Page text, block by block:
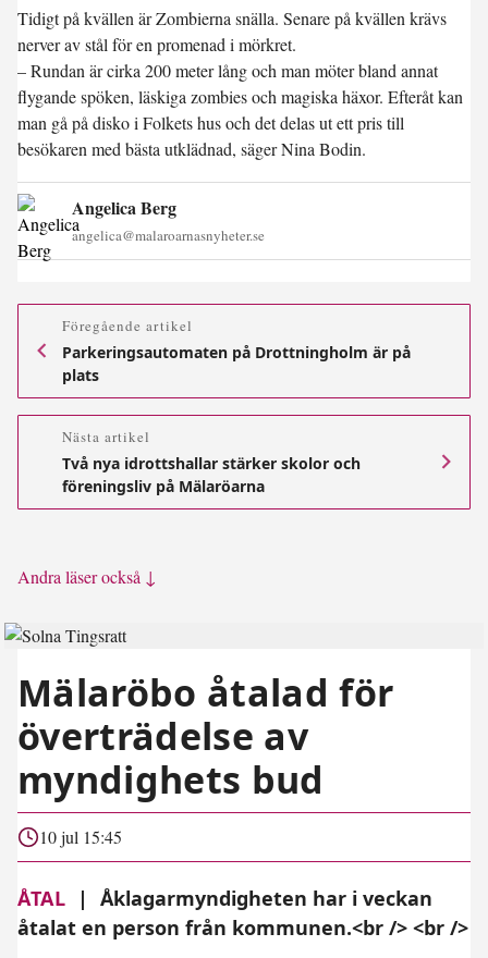
Tidigt på kvällen är Zombierna snälla. Senare på kvällen krävs
nerver av stål för en promenad i mörkret.
– Rundan är cirka 200 meter lång och man möter bland annat
flygande spöken, läskiga zombies och magiska häxor. Efteråt kan
man gå på disko i Folkets hus och det delas ut ett pris till
besökaren med bästa utklädnad, säger Nina Bodin.
Angelica Berg
angelica@malaroarnasnyheter.se
Föregående artikel
Parkeringsautomaten på Drottningholm är på
plats
Nästa artikel
Två nya idrottshallar stärker skolor och
föreningsliv på Mälaröarna
Andra läser också ↓
Mälaröbo åtalad för
överträdelse av
myndighets bud
10 jul 15:45
ÅTAL |
Åklagarmyndigheten har i veckan
åtalat en person från kommunen.<br /> <br />